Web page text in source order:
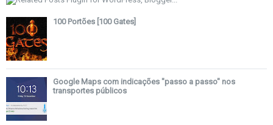
100 Portões [100 Gates]
Google Maps com indicações "passo a passo" nos
transportes públicos